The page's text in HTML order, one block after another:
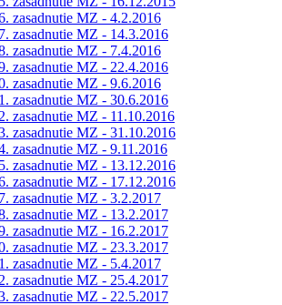
zasadnutie MZ - 4.2.2016
zasadnutie MZ - 14.3.2016
zasadnutie MZ - 7.4.2016
zasadnutie MZ - 22.4.2016
zasadnutie MZ - 9.6.2016
zasadnutie MZ - 30.6.2016
zasadnutie MZ - 11.10.2016
zasadnutie MZ - 31.10.2016
zasadnutie MZ - 9.11.2016
zasadnutie MZ - 13.12.2016
zasadnutie MZ - 17.12.2016
zasadnutie MZ - 3.2.2017
zasadnutie MZ - 13.2.2017
zasadnutie MZ - 16.2.2017
zasadnutie MZ - 23.3.2017
zasadnutie MZ - 5.4.2017
zasadnutie MZ - 25.4.2017
zasadnutie MZ - 22.5.2017